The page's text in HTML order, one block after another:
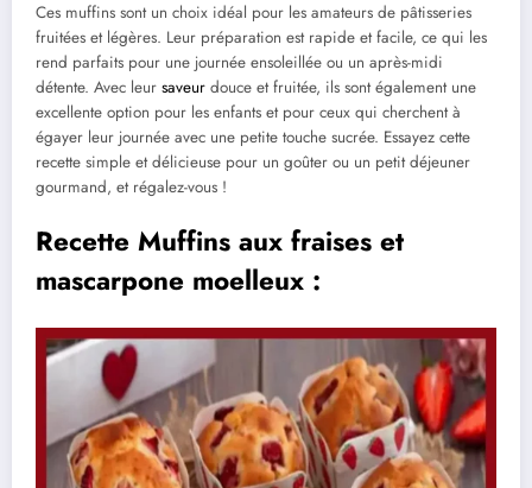
Ces muffins sont un choix idéal pour les amateurs de pâtisseries
fruitées et légères. Leur préparation est rapide et facile, ce qui les
rend parfaits pour une journée ensoleillée ou un après-midi
détente. Avec leur saveur douce et fruitée, ils sont également une
excellente option pour les enfants et pour ceux qui cherchent à
égayer leur journée avec une petite touche sucrée. Essayez cette
recette simple et délicieuse pour un goûter ou un petit déjeuner
gourmand, et régalez-vous !
Recette Muffins aux fraises et
mascarpone moelleux :